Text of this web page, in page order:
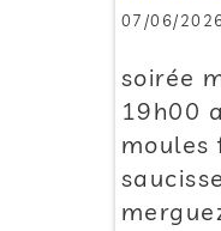
07/06/
soirée
19h00
moules